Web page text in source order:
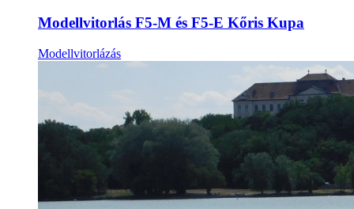
Modellvitorlás F5-M és F5-E Kőris Kupa
Modellvitorlázás